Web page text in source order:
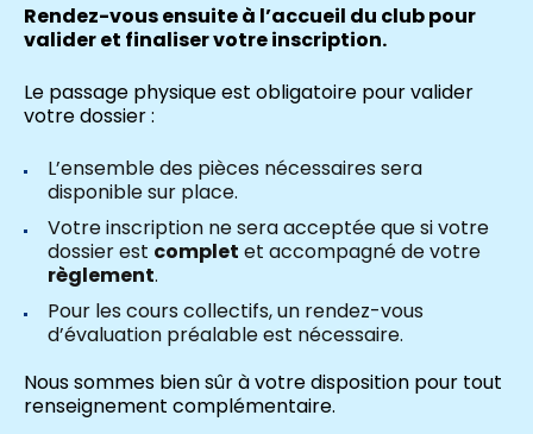
Rendez-vous ensuite à l’accueil du club pour
valider et finaliser votre inscription.
Le passage physique est obligatoire pour valider
votre dossier :
L’ensemble des pièces nécessaires sera
disponible sur place.
Votre inscription ne sera acceptée que si votre
dossier est complet et accompagné de votre
règlement.
Pour les cours collectifs, un rendez-vous
d’évaluation préalable est nécessaire.
Nous sommes bien sûr à votre disposition pour tout
renseignement complémentaire.